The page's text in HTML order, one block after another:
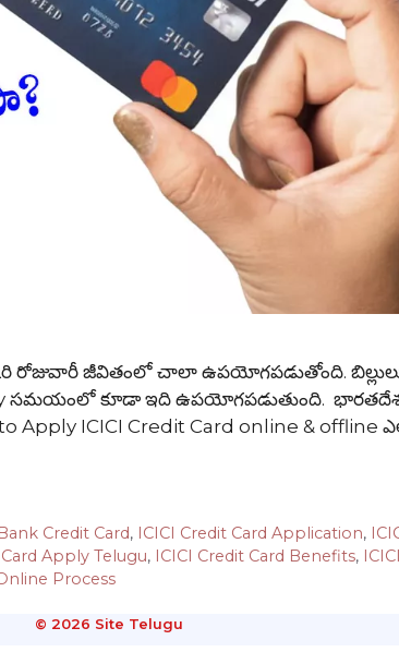
రోజువారీ జీవితంలో చాలా ఉపయోగపడుతోంది.
సమయంలో కూడా ఇది ఉపయోగపడుతుంది.
Apply ICICI Credit Card online & offline
Credit Card, ICICI Credit Card Application,
Apply Telugu, ICICI Credit Card Benefits, ICICI
Process
© 2026 Site Telugu